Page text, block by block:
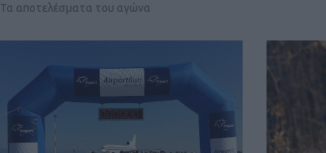
Τα αποτελέσματα του αγώνα